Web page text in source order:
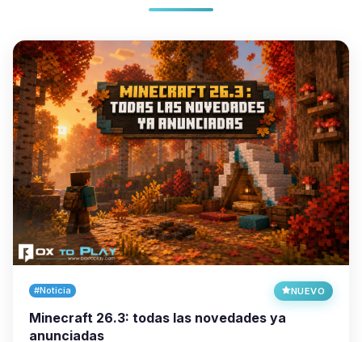
#Noticia NUEVO
Minecraft 26.3: todas las novedades ya
anunciadas